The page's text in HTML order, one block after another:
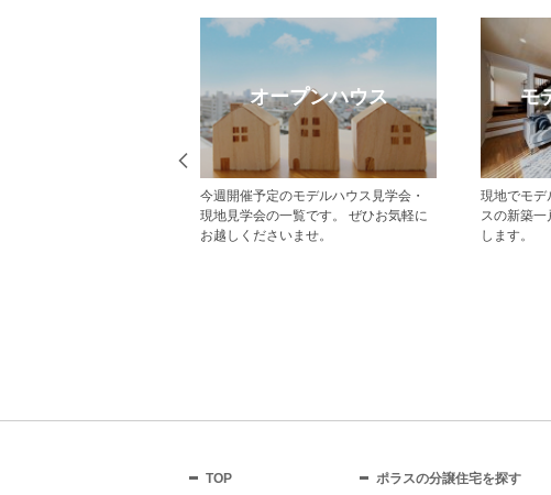
オープンハウス
今週開催予定のモデルハウス見学会・
現地見学会の一覧です。 ぜひお気軽に
お越しくださいませ。
モ
現地でモデ
スの新築
します。
TOP
ポラスの分譲住宅を探す